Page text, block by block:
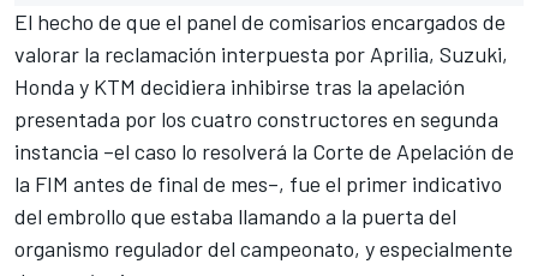
El hecho de que el panel de comisarios encargados de
valorar la reclamación interpuesta por Aprilia, Suzuki,
Honda y KTM decidiera inhibirse tras la apelación
presentada por los cuatro constructores en segunda
instancia –el caso lo resolverá la Corte de Apelación de
la FIM antes de final de mes–, fue el primer indicativo
del embrollo que estaba llamando a la puerta del
organismo regulador del campeonato, y especialmente